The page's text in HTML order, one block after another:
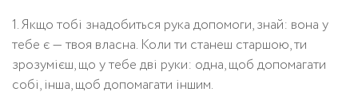
1. Якщо тобі знадобиться рука допомоги, знай: вона у
тебе є — твоя власна. Коли ти станеш старшою, ти
зрозумієш, що у тебе дві руки: одна, щоб допомагати
собі, інша, щоб допомагати іншим.